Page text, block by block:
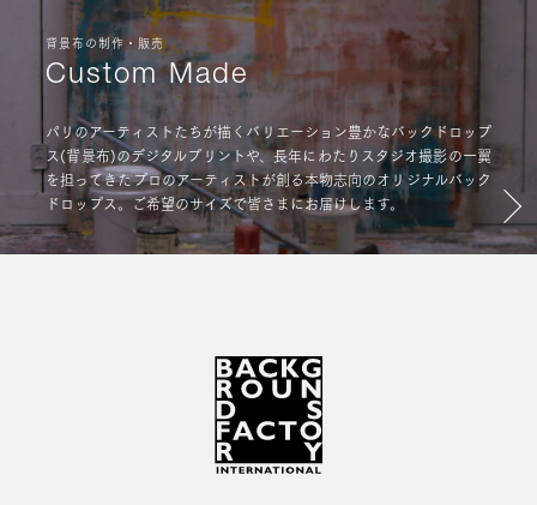
背景布の制作・販売
Custom Made
パリのアーティストたちが描くバリエーション豊かなバックドロップ
ス(背景布)のデジタルプリントや、長年にわたりスタジオ撮影の一翼
を担ってきたプロのアーティストが創る本物志向のオリジナルバック
ドロップス。ご希望のサイズで皆さまにお届けします。